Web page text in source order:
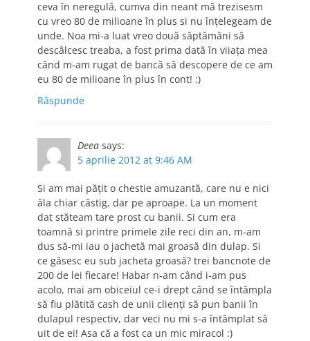
ceva în neregulă, cumva din neant mă trezisesm
cu vreo 80 de milioane în plus si nu înțelegeam de
unde. Noa mi-a luat vreo două săptămâni să
descâlcesc treaba, a fost prima dată în viiața mea
când m-am rugat de bancă să descopere de ce am
eu 80 de milioane în plus în cont! :)
Răspunde
Deea says:
5 aprilie 2012 at 9:46 AM
Si am mai pățit o chestie amuzantă, care nu e nici
ăla chiar câstig, dar pe aproape. La un moment
dat stăteam tare prost cu banii. Si cum era
toamnă si printre primele zile reci din an, m-am
dus să-mi iau o jachetă mai groasă din dulap. Si
ce găsesc eu sub jacheta groasă? trei bancnote de
200 de lei fiecare! Habar n-am când i-am pus
acolo, mai am obiceiul ce-i drept când se întâmpla
să fiu plătită cash de unii clienți să pun banii în
dulapul respectiv, dar veci nu mi s-a întâmplat să
uit de ei! Asa că a fost ca un mic miracol :)